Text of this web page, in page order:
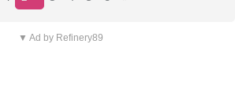
▼ Ad by Refinery89